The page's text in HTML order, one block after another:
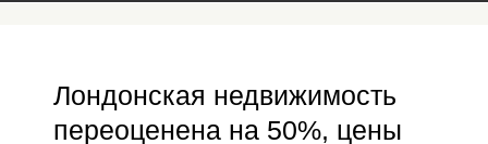
Лондонская недвижимость
переоценена на 50%, цены